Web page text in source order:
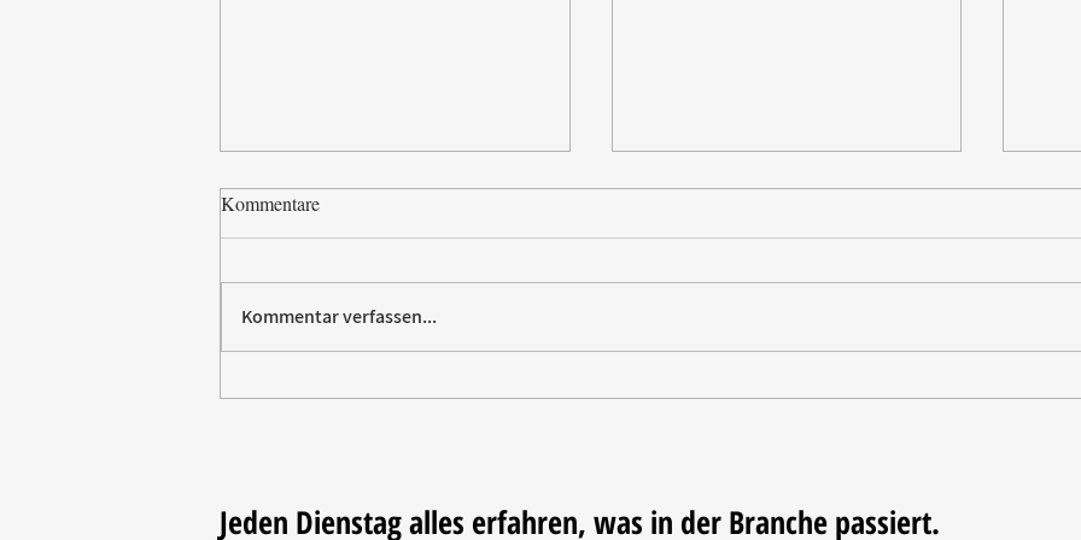
Paw Patrol erobert die
CADEAUX Leipzig zeigt
Vom
Kommentare
Kommentar verfassen...
Jeden Dienstag alles erfahren, was in der Branche passiert.